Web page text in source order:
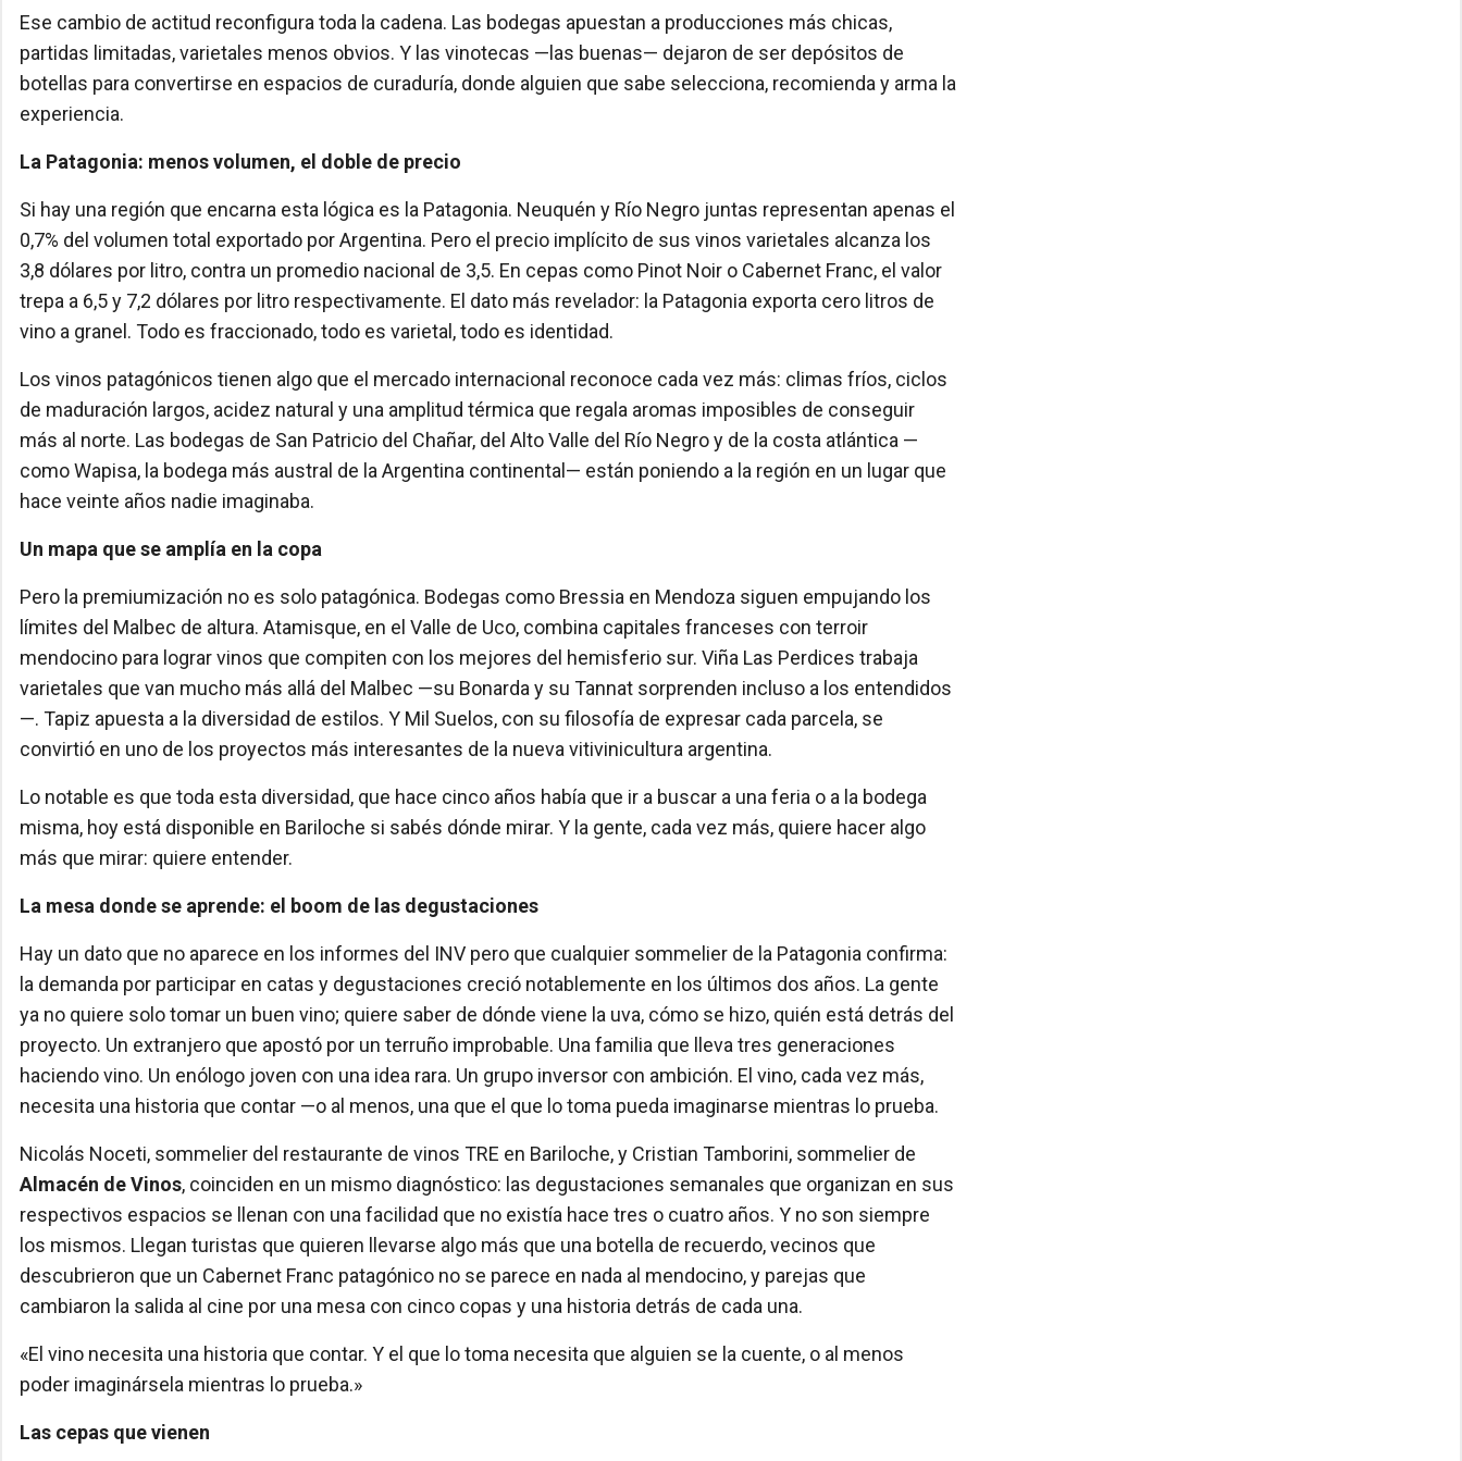
Ese cambio de actitud reconfigura toda la cadena. Las bodegas apuestan a producciones más chicas,
partidas limitadas, varietales menos obvios. Y las vinotecas —las buenas— dejaron de ser depósitos de
botellas para convertirse en espacios de curaduría, donde alguien que sabe selecciona, recomienda y arma la
experiencia.
La Patagonia: menos volumen, el doble de precio
Si hay una región que encarna esta lógica es la Patagonia. Neuquén y Río Negro juntas representan apenas el
0,7% del volumen total exportado por Argentina. Pero el precio implícito de sus vinos varietales alcanza los
3,8 dólares por litro, contra un promedio nacional de 3,5. En cepas como Pinot Noir o Cabernet Franc, el valor
trepa a 6,5 y 7,2 dólares por litro respectivamente. El dato más revelador: la Patagonia exporta cero litros de
vino a granel. Todo es fraccionado, todo es varietal, todo es identidad.
Los vinos patagónicos tienen algo que el mercado internacional reconoce cada vez más: climas fríos, ciclos
de maduración largos, acidez natural y una amplitud térmica que regala aromas imposibles de conseguir
más al norte. Las bodegas de San Patricio del Chañar, del Alto Valle del Río Negro y de la costa atlántica —
como Wapisa, la bodega más austral de la Argentina continental— están poniendo a la región en un lugar que
hace veinte años nadie imaginaba.
Un mapa que se amplía en la copa
Pero la premiumización no es solo patagónica. Bodegas como Bressia en Mendoza siguen empujando los
límites del Malbec de altura. Atamisque, en el Valle de Uco, combina capitales franceses con terroir
mendocino para lograr vinos que compiten con los mejores del hemisferio sur. Viña Las Perdices trabaja
varietales que van mucho más allá del Malbec —su Bonarda y su Tannat sorprenden incluso a los entendidos
—. Tapiz apuesta a la diversidad de estilos. Y Mil Suelos, con su filosofía de expresar cada parcela, se
convirtió en uno de los proyectos más interesantes de la nueva vitivinicultura argentina.
Lo notable es que toda esta diversidad, que hace cinco años había que ir a buscar a una feria o a la bodega
misma, hoy está disponible en Bariloche si sabés dónde mirar. Y la gente, cada vez más, quiere hacer algo
más que mirar: quiere entender.
La mesa donde se aprende: el boom de las degustaciones
Hay un dato que no aparece en los informes del INV pero que cualquier sommelier de la Patagonia confirma:
la demanda por participar en catas y degustaciones creció notablemente en los últimos dos años. La gente
ya no quiere solo tomar un buen vino; quiere saber de dónde viene la uva, cómo se hizo, quién está detrás del
proyecto. Un extranjero que apostó por un terruño improbable. Una familia que lleva tres generaciones
haciendo vino. Un enólogo joven con una idea rara. Un grupo inversor con ambición. El vino, cada vez más,
necesita una historia que contar —o al menos, una que el que lo toma pueda imaginarse mientras lo prueba.
Nicolás Noceti, sommelier del restaurante de vinos TRE en Bariloche, y Cristian Tamborini, sommelier de
Almacén de Vinos, coinciden en un mismo diagnóstico: las degustaciones semanales que organizan en sus
respectivos espacios se llenan con una facilidad que no existía hace tres o cuatro años. Y no son siempre
los mismos. Llegan turistas que quieren llevarse algo más que una botella de recuerdo, vecinos que
descubrieron que un Cabernet Franc patagónico no se parece en nada al mendocino, y parejas que
cambiaron la salida al cine por una mesa con cinco copas y una historia detrás de cada una.
«El vino necesita una historia que contar. Y el que lo toma necesita que alguien se la cuente, o al menos
poder imaginársela mientras lo prueba.»
Las cepas que vienen